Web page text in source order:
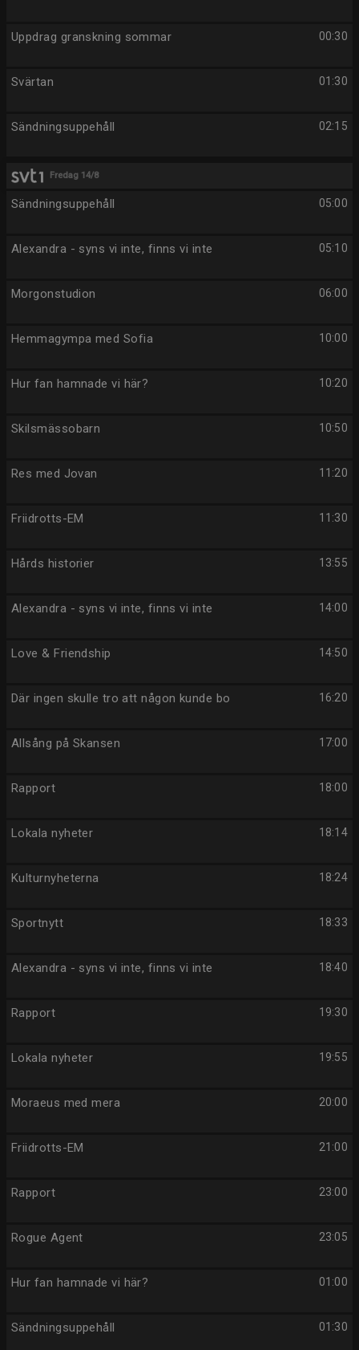
00:30
Uppdrag granskning sommar
01:30
Svärtan
02:15
Sändningsuppehåll
Fredag 14/8
05:00
Sändningsuppehåll
05:10
Alexandra - syns vi inte, finns vi inte
06:00
Morgonstudion
10:00
Hemmagympa med Sofia
10:20
Hur fan hamnade vi här?
10:50
Skilsmässobarn
11:20
Res med Jovan
11:30
Friidrotts-EM
13:55
Hårds historier
14:00
Alexandra - syns vi inte, finns vi inte
14:50
Love & Friendship
16:20
Där ingen skulle tro att någon kunde bo
17:00
Allsång på Skansen
18:00
Rapport
18:14
Lokala nyheter
18:24
Kulturnyheterna
18:33
Sportnytt
18:40
Alexandra - syns vi inte, finns vi inte
19:30
Rapport
19:55
Lokala nyheter
20:00
Moraeus med mera
21:00
Friidrotts-EM
23:00
Rapport
23:05
Rogue Agent
01:00
Hur fan hamnade vi här?
01:30
Sändningsuppehåll